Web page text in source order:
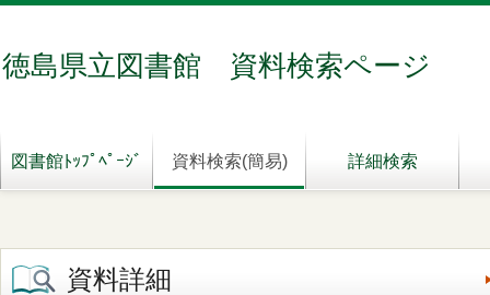
徳島県立図書館 資料検索ページ
図書館ﾄｯﾌﾟﾍﾟｰｼﾞ 資料検索(簡易) 詳細検索
資料詳細